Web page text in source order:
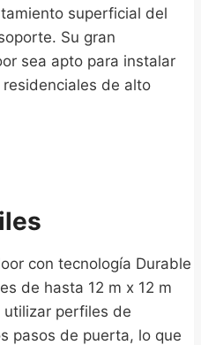
superficial del
Su gran
sea apto para instalar
de alto
con tecnología Durable
de hasta 12 m x 12 m
utilizar perfiles de
pasos de puerta, lo que